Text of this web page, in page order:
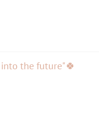
the future"🍀